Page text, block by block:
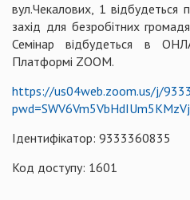
вул.Чекалових, 1 відбудеться
захід для безробітних
Семінар відбудеться в
Платформі ZOOM.
https://us04web.zoom.us/j/
Ідентифікатор: 9333360835
Код доступу: 1601